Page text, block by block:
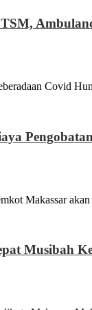
Covid
Makassar akan
Musibah